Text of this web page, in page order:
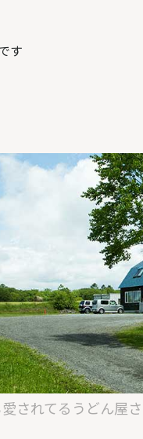
す
されてるうどん屋